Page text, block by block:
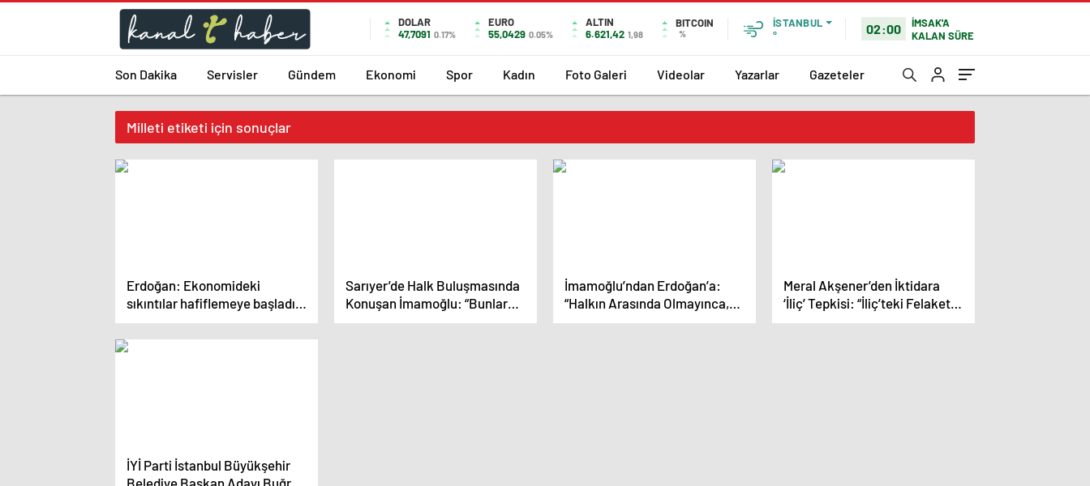
DOLAR
47,7091 0.17%
EURO
55,0429 0.05%
ALTIN
6.621,42 1,98
BITCOIN
%
İSTANBUL
°
02:00
İMSAK'A
KALAN SÜRE
Son Dakika Servisler Gündem Ekonomi Spor Kadın Foto Galeri Videolar Yazarlar Gazeteler
Milleti etiketi için sonuçlar
Erdoğan: Ekonomideki
sıkıntılar hafiflemeye başladı,
önümüzdeki yıldan itibaren
yükselişe geçeceğiz
Sarıyer’de Halk Buluşmasında
Konuşan İmamoğlu: “Bunlar
Bir Kişiyi Arkalarına Almış, O
İmamoğlu’ndan Erdoğan’a:
“Halkın Arasında Olmayınca,
Yakın Çevresindeki İnsanların
Meral Akşener’den İktidara
‘İliç’ Tepkisi: “İliç’teki Felakete
Yol Açan İhmallerin ve Bu
İYİ Parti İstanbul Büyükşehir
Belediye Başkan Adayı Buğra